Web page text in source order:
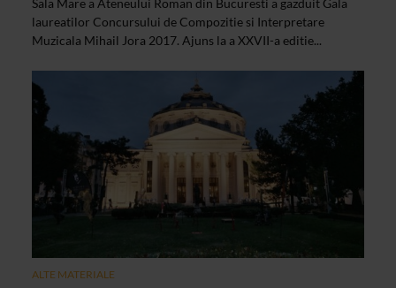
Sala Mare a Ateneului Roman din Bucuresti a gazduit Gala
laureatilor Concursului de Compozitie si Interpretare
Muzicala Mihail Jora 2017. Ajuns la a XXVII-a editie...
ALTE MATERIALE